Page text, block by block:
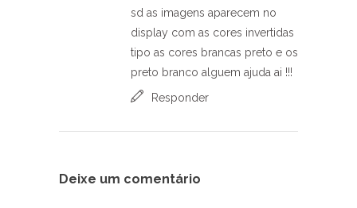
sd as imagens aparecem no
display com as cores invertidas
tipo as cores brancas preto e os
preto branco alguem ajuda ai !!!
Responder
Deixe um comentário